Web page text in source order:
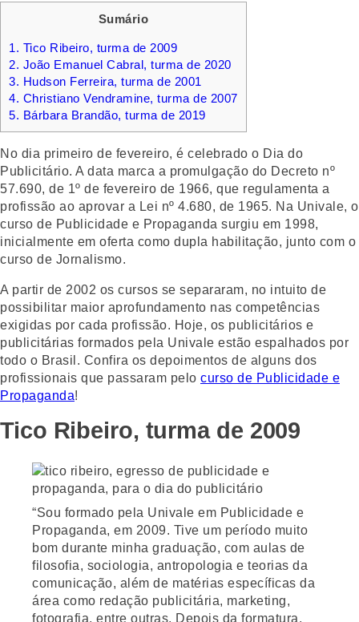
Sumário
1. Tico Ribeiro, turma de 2009
2. João Emanuel Cabral, turma de 2020
3. Hudson Ferreira, turma de 2001
4. Christiano Vendramine, turma de 2007
5. Bárbara Brandão, turma de 2019
No dia primeiro de fevereiro, é celebrado o Dia do
Publicitário. A data marca a promulgação do Decreto nº
57.690, de 1º de fevereiro de 1966, que regulamenta a
profissão ao aprovar a Lei nº 4.680, de 1965. Na Univale, o
curso de Publicidade e Propaganda surgiu em 1998,
inicialmente em oferta como dupla habilitação, junto com o
curso de Jornalismo.
A partir de 2002 os cursos se separaram, no intuito de
possibilitar maior aprofundamento nas competências
exigidas por cada profissão. Hoje, os publicitários e
publicitárias formados pela Univale estão espalhados por
todo o Brasil. Confira os depoimentos de alguns dos
profissionais que passaram pelo curso de Publicidade e
Propaganda!
Tico Ribeiro, turma de 2009
“Sou formado pela Univale em Publicidade e
Propaganda, em 2009. Tive um período muito
bom durante minha graduação, com aulas de
filosofia, sociologia, antropologia e teorias da
comunicação, além de matérias específicas da
área como redação publicitária, marketing,
fotografia, entre outras. Depois da formatura,